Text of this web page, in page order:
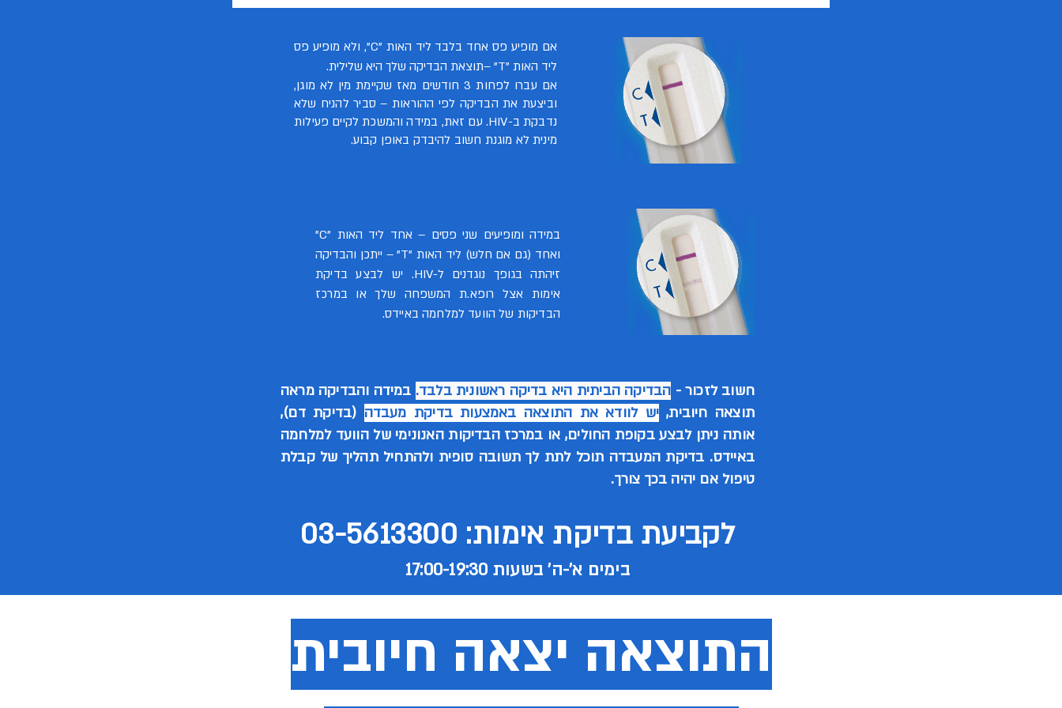
אם מופיע פס אחד בלבד ליד האות "C", ולא מופיע פס
ליד האות "T" –תוצאת הבדיקה שלך היא שלילית.
אם עברו לפחות 3 חודשים מאז שקיימת מין לא מוגן,
וביצעת את הבדיקה לפי ההוראות – סביר להניח שלא
נדבקת ב-HIV. עם זאת, במידה והמשכת לקיים פעילות
מינית לא מוגנת חשוב להיבדק באופן קבוע.
במידה ומופיעים שני פסים – אחד ליד האות "C"
ואחד (גם אם חלש) ליד האות "T" – ייתכן והבדיקה
זיהתה בגופך נוגדנים ל-HIV.
יש לבצע בדיקת
אימות אצל רופא.ת המשפחה שלך או במרכז
הבדיקות של הוועד למלחמה באיידס.
חשוב לזכור - הבדיקה הביתית היא בדיקה ראשונית בלבד. במידה והבדיקה מראה
תוצאה חיובית,יש לוודא את התוצאה באמצעות בדיקת מעבדה (בדיקת דם),
אותה ניתן לבצע בקופת החולים, או במרכז הבדיקות האנונימי של הוועד למלחמה
באיידס. בדיקת המעבדה תוכל לתת לך תשובה סופית ולהתחיל תהליך של קבלת
טיפול אם יהיה בכך צורך.
לקביעת בדיקת אימות: 03-5613300
בימים א'-ה' בשעות 17:00-19:30
התוצאה יצאה חיובית